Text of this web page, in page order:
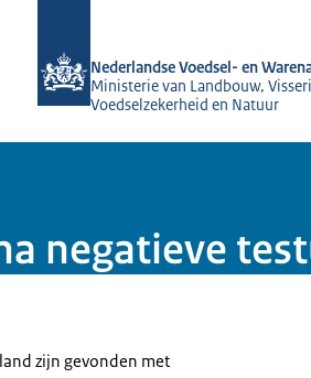
Nederlandse Voedsel- en
Ministerie van Landbouw,
Voedselzekerheid en Natuur
negatieve
zijn gevonden met